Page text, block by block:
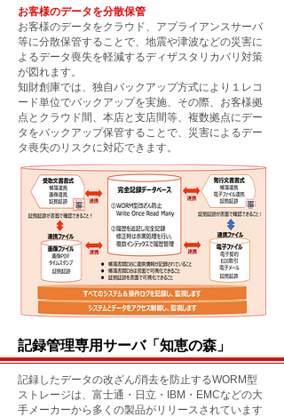
お客様のデータを分散保管
お客様のデータをクラウド、アプライアンスサーバ
等に分散保管することで、地震や津波などの災害に
よるデータ喪失を軽減するディザスタリカバリ対策
が図れます。
知財創庫では、独自バックアップ方式により１レコ
ード単位でバックアップを実施、その際、お客様拠
点とクラウド間、本店と支店間等、複数拠点にデー
タをバックアップ保管することで、災害によるデー
タ喪失のリスクに対応できます。
記録管理専用サーバ「知恵の森」
記録したデータの改ざん/消去を防止するWORM型
ストレージは、富士通・日立・IBM・EMCなどの大
手メーカーから多くの製品がリリースされています